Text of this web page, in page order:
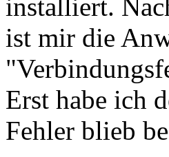
installiert.
ist mir die
Erst habe ich
Fehler blieb